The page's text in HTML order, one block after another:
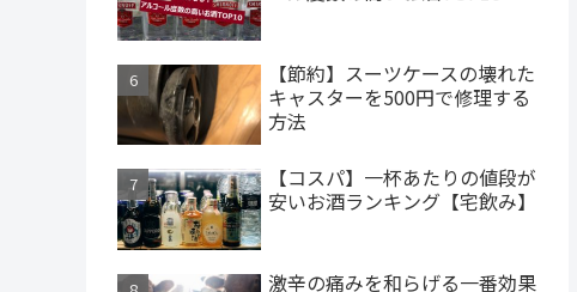
【節約】スーツケースの壊れた
キャスターを500円で修理する
方法
【コスパ】一杯あたりの値段が
安いお酒ランキング【宅飲み】
激辛の痛みを和らげる一番効果